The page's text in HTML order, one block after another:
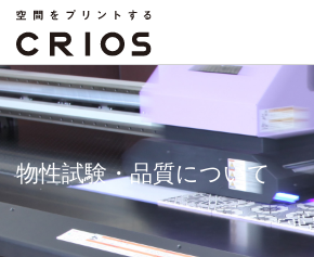
物性試験・品質について